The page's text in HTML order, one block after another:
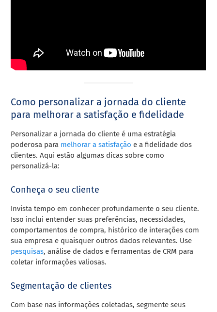
Como personalizar a jornada do cliente
para melhorar a satisfação e fidelidade
Personalizar a jornada do cliente é uma estratégia
poderosa para melhorar a satisfação e a fidelidade dos
clientes. Aqui estão algumas dicas sobre como
personalizá-la:
Conheça o seu cliente
Invista tempo em conhecer profundamente o seu cliente.
Isso inclui entender suas preferências, necessidades,
comportamentos de compra, histórico de interações com
sua empresa e quaisquer outros dados relevantes. Use
pesquisas, análise de dados e ferramentas de CRM para
coletar informações valiosas.
Segmentação de clientes
Com base nas informações coletadas, segmente seus